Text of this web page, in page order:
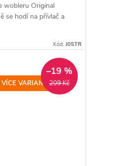
wobleru Original
se hodí na přívlač a
Kód: J05TR
VARIANT
209 Kč
–19 %